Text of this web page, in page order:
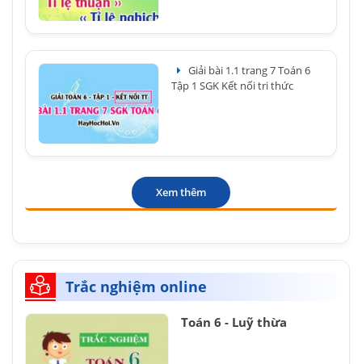
Giải bài 1.1 trang 7 Toán 6
Tập 1 SGK Kết nối tri thức
Xem thêm
Trắc nghiệm online
Toán 6 - Luỹ thừa